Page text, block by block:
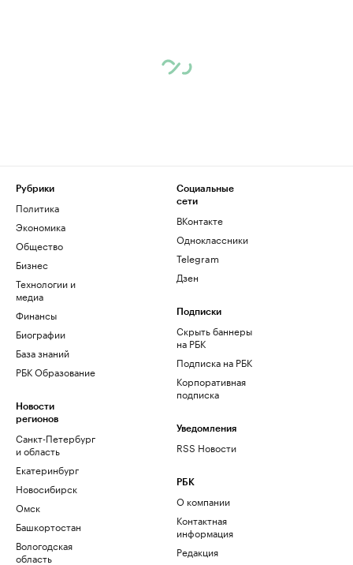
Рубрики
Политика
Экономика
Общество
Бизнес
Технологии и
медиа
Финансы
Биографии
База знаний
РБК Образование
Новости
регионов
Санкт-Петербург
и область
Екатеринбург
Новосибирск
Омск
Башкортостан
Вологодская
область
Социальные
сети
ВКонтакте
Одноклассники
Telegram
Дзен
Подписки
Скрыть баннеры
на РБК
Подписка на РБК
Корпоративная
подписка
Уведомления
RSS Новости
РБК
О компании
Контактная
информация
Редакция